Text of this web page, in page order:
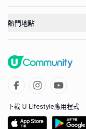
熱門地點
下載 U Lifestyle應用程式